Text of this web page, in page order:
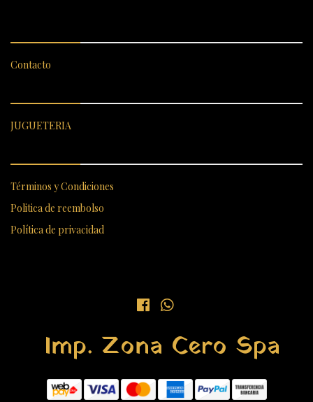
Contacto
JUGUETERIA
Términos y Condiciones
Politica de reembolso
Política de privacidad
Imp. Zona Cero Spa